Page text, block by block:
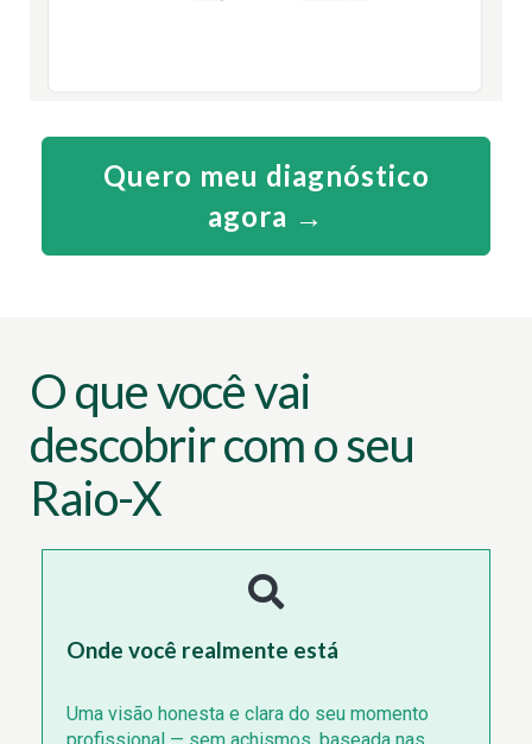
Quero meu diagnóstico
agora →
O que você vai
descobrir com o seu
Raio-X
Onde você realmente está
Uma visão honesta e clara do seu momento